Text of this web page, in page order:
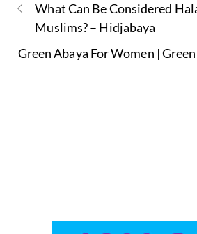
What Can Be Considered
Muslims? – Hidjabaya
Green Abaya For Women |